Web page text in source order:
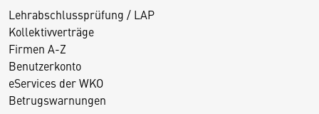
Lehrabschlussprüfung / LAP
Kollektivverträge
Firmen A-Z
Benutzerkonto
eServices der WKO
Betrugswarnungen